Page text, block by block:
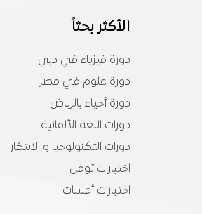
الأكثر بحثاً
دورة فيزياء في دبي
دورة علوم في مصر
دورة أحياء بالرياض
دورات اللغة الألمانية
دورات التكنولوجيا و الابتكار
اختبارات توفل
اختبارات أمسات